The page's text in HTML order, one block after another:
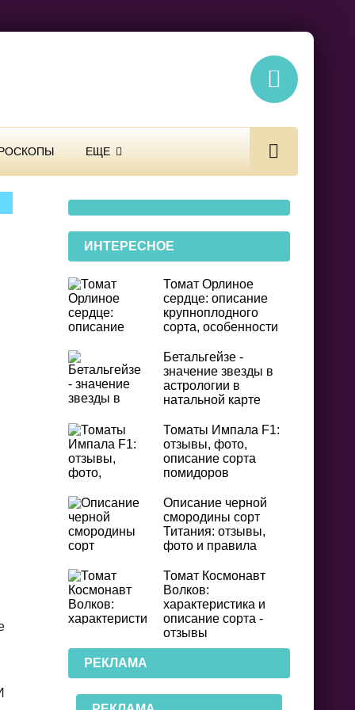
ЕЩЕ
ИНТЕРЕСНОЕ
Томат Орлиное
сердце: описание
крупноплодного
сорта, особенности
Бетальгейзе -
значение звезды в
астрологии в
натальной карте
Томаты Импала F1:
отзывы, фото,
описание сорта
помидоров
Описание черной
смородины сорт
Титания: отзывы,
фото и правила
Томат Космонавт
Волков:
характеристика и
описание сорта -
отзывы
РЕКЛАМА